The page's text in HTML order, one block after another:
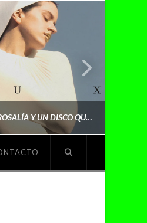
#REVIEW: LUX. ROSALÍA Y UN DISCO QUE REDEFINE LO QUE SIGNIFICA SER ARTISTA